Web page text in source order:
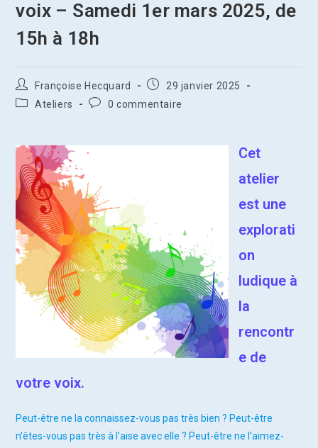
voix – Samedi 1er mars 2025, de
15h à 18h
Auteur/autrice
de
la
Françoise Hecquard
Publication
29 janvier 2025
PostAteliers
Commentaires
0 commentaire
Cet
atelier
est une
explorati
on
ludique à
la
rencontr
e de
votre voix.
Peut-être ne la connaissez-vous pas très bien ? Peut-être
n’êtes-vous pas très à l’aise avec elle ? Peut-être ne l’aimez-